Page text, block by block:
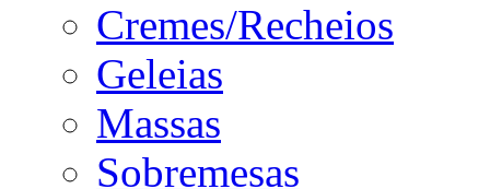
Cremes/Recheios
Geleias
Massas
Sobremesas